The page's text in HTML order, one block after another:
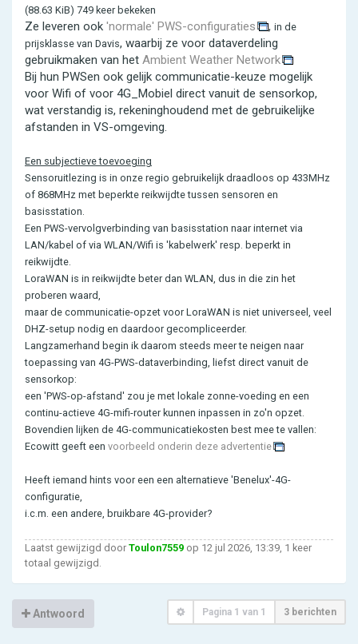
(88.63 KiB) 749 keer bekeken
Ze leveren ook 'normale' PWS-configuraties , in de
prijsklasse van Davis, waarbij ze voor dataverdeling
gebruikmaken van het Ambient Weather Network
Bij hun PWSen ook gelijk communicatie-keuze mogelijk
voor Wifi of voor 4G_Mobiel direct vanuit de sensorkop,
wat verstandig is, rekeninghoudend met de gebruikelijke
afstanden in VS-omgeving.
Een subjectieve toevoeging
Sensoruitlezing is in onze regio gebruikelijk draadloos op 433MHz
of 868MHz met beperkte reikwijdte tussen sensoren en
basisstation.
Een PWS-vervolgverbinding van basisstation naar internet via
LAN/kabel of via WLAN/Wifi is 'kabelwerk' resp. beperkt in
reikwijdte.
LoraWAN is in reikwijdte beter dan WLAN, dus in die zin het
proberen waard,
maar de communicatie-opzet voor LoraWAN is niet universeel, veel
DHZ-setup nodig en daardoor gecompliceerder.
Langzamerhand begin ik daarom steeds meer te neigen naar
toepassing van 4G-PWS-dataverbinding, liefst direct vanuit de
sensorkop:
een 'PWS-op-afstand' zou je met lokale zonne-voeding en een
continu-actieve 4G-mifi-router kunnen inpassen in zo'n opzet.
Bovendien lijken de 4G-communicatiekosten best mee te vallen:
Ecowitt geeft een voorbeeld onderin deze advertentie
Heeft iemand hints voor een een alternatieve 'Benelux'-4G-
configuratie,
i.c.m. een andere, bruikbare 4G-provider?
Laatst gewijzigd door Toulon7559 op 12 jul 2026, 13:39, 1 keer
totaal gewijzigd.
Antwoord Pagina 1 van 1 3 berichten